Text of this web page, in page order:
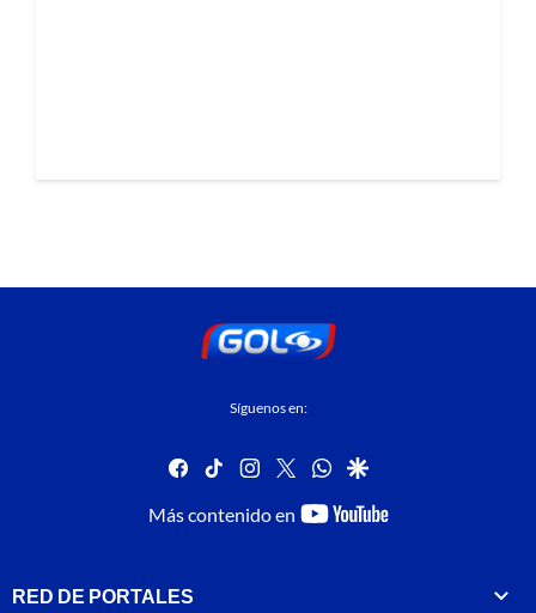
Síguenos en:
facebook
tiktok instagram
twitterwhatsapp
google
Más contenido en
youtube-
RED DE PORTALES